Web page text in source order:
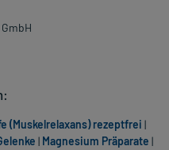
(Muskelrelaxans) rezeptfrei |
| Magnesium Präparate |